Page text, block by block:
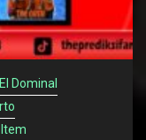
El Dominal